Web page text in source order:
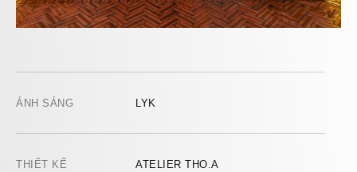
ÁNH SÁNG LYK
THIẾT KẾ ATELIER THO.A